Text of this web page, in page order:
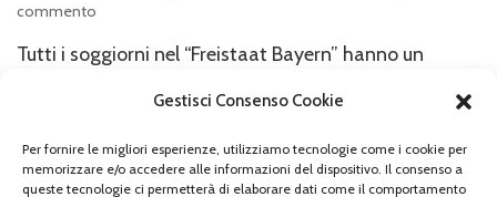
Gestisci Consenso Cookie
Per fornire le migliori esperienze, utilizziamo tecnologie come i cookie per
memorizzare e/o accedere alle informazioni del dispositivo. Il consenso a
queste tecnologie ci permetterà di elaborare dati come il comportamento
commento
Ludwig
Tutti i soggiorni nel “Freistaat Bayern” hanno un
elemento in comune, ovverosia la ricerca quasi
alla vita di Ludwig II Re di Baviera, la cui storia mi ha
fortemente emozionato ed impressionato! La frase